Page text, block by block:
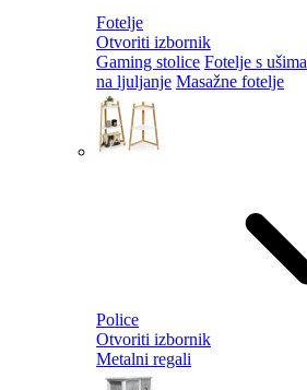
Fotelje
Otvoriti izbornik
Gaming stolice Fotelje s ušima
na ljuljanje Masažne fotelje
Police
Otvoriti izbornik
Metalni regali